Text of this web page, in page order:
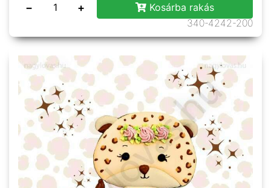
− +
Kosárba rakás
340-4242-200